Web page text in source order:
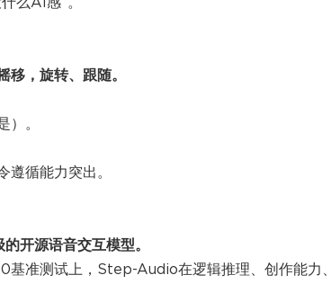
，旋转、跟随。
）。
循能力突出。
开源语音交互模型。
准测试上，Step-Audio在逻辑推理、创作能力